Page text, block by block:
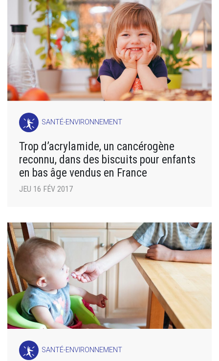
SANTÉ-ENVIRONNEMENT
Trop d’acrylamide, un cancérogène
reconnu, dans des biscuits pour enfants
en bas âge vendus en France
JEU 16 FÉV 2017
SANTÉ-ENVIRONNEMENT